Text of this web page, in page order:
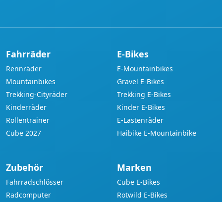
Fahrräder
Rennräder
Mountainbikes
Trekking-Cityräder
Kinderräder
Rollentrainer
Cube 2027
E-Bikes
E-Mountainbikes
Gravel E-Bikes
Trekking E-Bikes
Kinder E-Bikes
E-Lastenräder
Haibike E-Mountainbike
Zubehör
Fahrradschlösser
Radcomputer
Marken
Cube E-Bikes
Rotwild E-Bikes